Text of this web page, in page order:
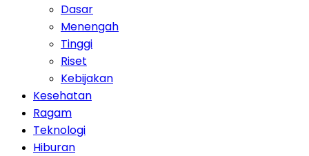
Dasar
Menengah
Tinggi
Riset
Kebijakan
Kesehatan
Ragam
Teknologi
Hiburan